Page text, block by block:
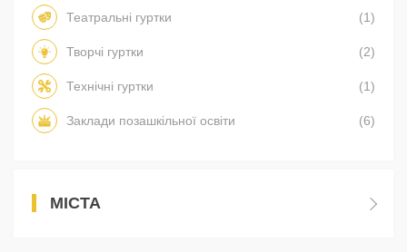
Театральні гуртки (1)
Творчі гуртки (2)
Технічні гуртки (1)
Заклади позашкільної освіти (6)
МІСТА